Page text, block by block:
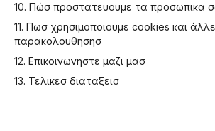
10. Πώσ προστατευουμε τα προσωπικα
11. Πωσ χρησιμοποιουμε cookies και
παρακολουθησησ
12. Επικοινωνηστε μαζι μασ
13. Τελικεσ διαταξεισ